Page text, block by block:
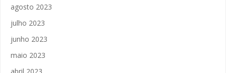
agosto 2023
julho 2023
junho 2023
maio 2023